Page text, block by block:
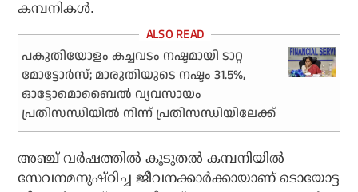
കമ്പനികള്‍.
പകുതിയോളം കച്ചവടം നഷ്ടമായി ടാറ്റ
മോട്ടോര്‍സ്; മാരുതിയുടെ നഷ്ടം 31.5%,
ഓട്ടോമൊബൈല്‍ വ്യവസായം
പ്രതിസന്ധിയില്‍ നിന്ന് പ്രതിസന്ധിയിലേക്ക്
അഞ്ച് വര്‍ഷത്തില്‍ കൂടുതല്‍ കമ്പനിയില്‍
സേവനമനുഷ്ഠിച്ച ജീവനക്കാര്‍ക്കായാണ് ടൊയോട്ട